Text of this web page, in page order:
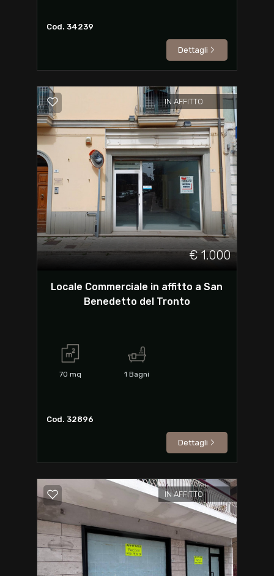
Cod. 34239
Dettagli
IN AFFITTO
€ 1.000
Locale Commerciale in affitto a San
Benedetto del Tronto
70 mq 1 Bagni
Cod. 32896
Dettagli
IN AFFITTO